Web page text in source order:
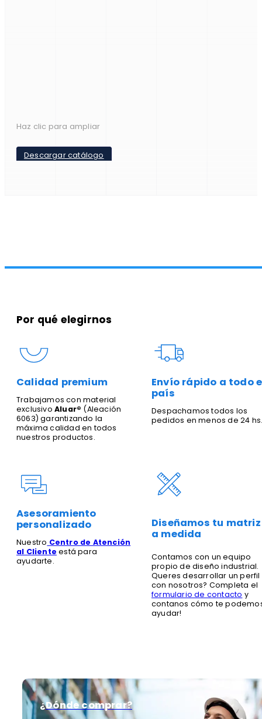
Haz clic para ampliar
Descargar catálogo
Por qué elegirnos
Calidad premium
Trabajamos con material
exclusivo Aluar® (Aleación
6063) garantizando la
máxima calidad en todos
nuestros productos.
Envío rápido a todo
país
Despachamos todos los
pedidos en menos de 24
Asesoramiento
personalizado
Nuestro Centro de Atención
al Cliente está para
ayudarte.
Diseñamos tu matriz
a medida
Contamos con un equipo
propio de diseño industrial.
Queres desarrollar un perfil
con nosotros? Completa el
formulario de contacto y
contanos cómo te
ayudar!
¿Dónde comprar?